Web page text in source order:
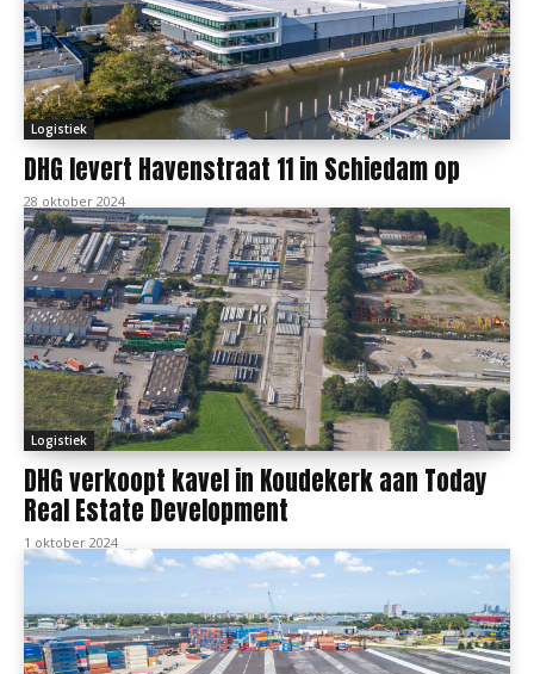
Logistiek
DHG levert Havenstraat 11 in Schiedam op
28 oktober 2024
Logistiek
DHG verkoopt kavel in Koudekerk aan Today
Real Estate Development
1 oktober 2024